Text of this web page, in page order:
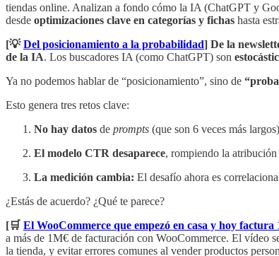
tiendas online. Analizan a fondo cómo la IA (ChatGPT y
desde optimizaciones clave en categorías y fichas hasta
[💡Del posicionamiento a la probabilidad] De la
de la IA. Los buscadores IA (como ChatGPT) son
Ya no podemos hablar de “posicionamiento”, sino de
Esto genera tres retos clave:
No hay datos de prompts (que son 6 veces más
El modelo CTR desaparece, rompiendo la atribución
La medición cambia: El desafío ahora es
¿Estás de acuerdo? ¿Qué te parece?
[🛒 El WooCommerce que empezó en casa y hoy
a más de 1M€ de facturación con WooCommerce. El vídeo
la tienda, y evitar errores comunes al vender productos